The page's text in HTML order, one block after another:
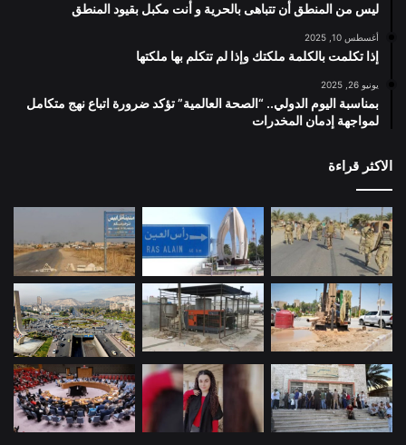
ليس من المنطق أن تتباهى بالحرية و أنت مكبل بقيود المنطق
أغسطس 10, 2025
إذا تكلمت بالكلمة ملكتك وإذا لم تتكلم بها ملكتها
يونيو 26, 2025
بمناسبة اليوم الدولي.. “الصحة العالمية” تؤكد ضرورة اتباع نهج متكامل
لمواجهة إدمان المخدرات
الاكثر قراءة